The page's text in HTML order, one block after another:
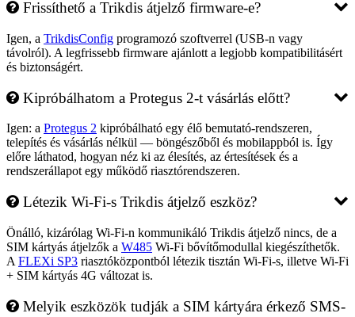
Frissíthető a Trikdis átjelző firmware-e?
Igen, a TrikdisConfig programozó szoftverrel (USB-n vagy
távolról). A legfrissebb firmware ajánlott a legjobb kompatibilitásért
és biztonságért.
Kipróbálhatom a Protegus 2-t vásárlás előtt?
Igen: a Protegus 2 kipróbálható egy élő bemutató-rendszeren,
telepítés és vásárlás nélkül — böngészőből és mobilappból is. Így
előre láthatod, hogyan néz ki az élesítés, az értesítések és a
rendszerállapot egy működő riasztórendszeren.
Létezik Wi-Fi-s Trikdis átjelző eszköz?
Önálló, kizárólag Wi-Fi-n kommunikáló Trikdis átjelző nincs, de a
SIM kártyás átjelzők a W485 Wi-Fi bővítőmodullal kiegészíthetők.
A FLEXi SP3 riasztóközpontból létezik tisztán Wi-Fi-s, illetve Wi-Fi
+ SIM kártyás 4G változat is.
Melyik eszközök tudják a SIM kártyára érkező SMS-